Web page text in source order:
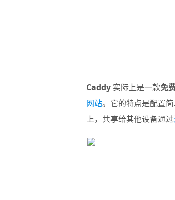
Caddy实际上是一款免
网站。它的特点是配置
上，共享给其他设备通过